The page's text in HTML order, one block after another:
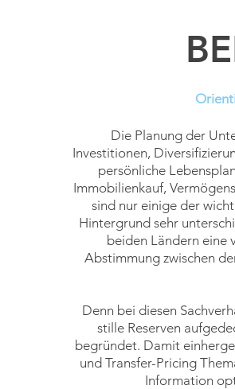
Die Planung der
Investitionen,
persönliche
Immobilienkauf,
sind nur einige der
Hintergrund sehr
beiden Ländern eine
Abstimmung zwischen
Denn bei diesen
stille Reserven
begründet. Damit
und Transfer-Pricing
Information